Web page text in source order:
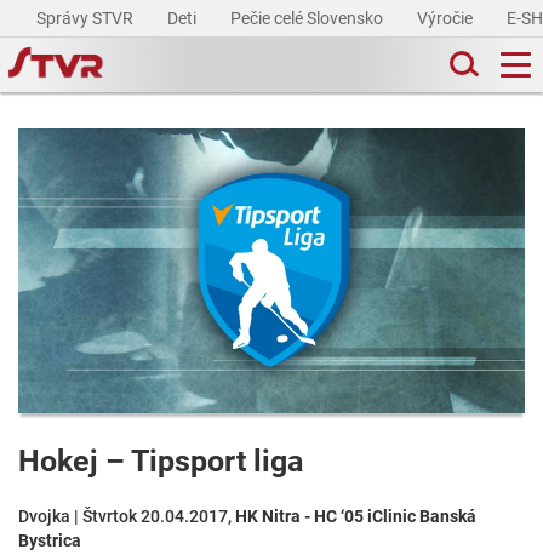
Správy STVR Deti Pečie celé Slovensko Výročie E-
Hokej – Tipsport liga
Dvojka | Štvrtok 20.04.2017, HK Nitra - HC ‘05 iClinic Banská
Bystrica